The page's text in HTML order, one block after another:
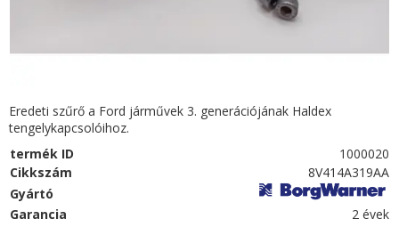
Eredeti szűrő a Ford járművek 3. generációjának Haldex
tengelykapcsolóihoz.
termék ID
1000020
Cikkszám
8V414A319AA
Gyártó
Garancia
2 évek